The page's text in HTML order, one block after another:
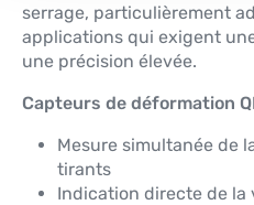
serrage, particulièrement
applications qui exigent
une précision élevée.
Capteurs de déformation
Mesure simultanée de
tirants
Indication directe de la